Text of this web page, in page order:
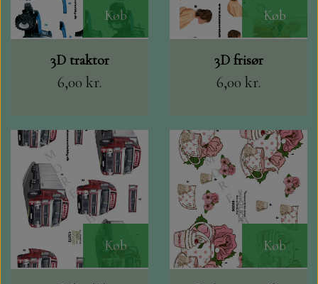
Køb
3D traktor
6,00 kr.
Køb
3D frisør
6,00 kr.
Køb Køb